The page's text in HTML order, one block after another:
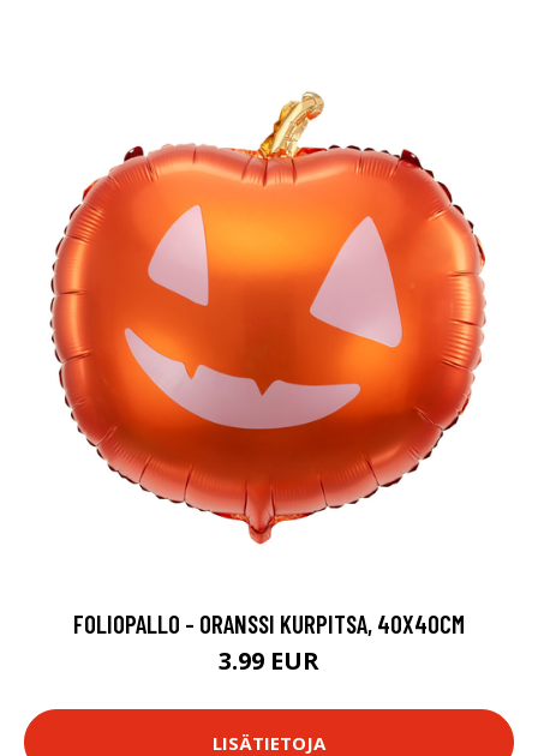
FOLIOPALLO - ORANSSI KURPITSA, 40X40CM
3.99 EUR
LISÄTIETOJA